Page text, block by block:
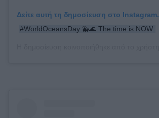
Δείτε αυτή τη δημοσίευση στο Instagram.
#WorldOceansDay 🐳🌊 The time is NOW.